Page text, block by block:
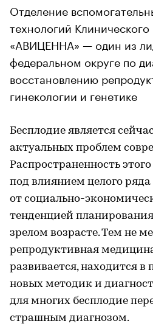
Отделение
технологий Клинического
«АВИЦЕННА» — один из
федеральном округе по
восстановлению
гинекологии и генетике
Бесплодие является
актуальных проблем
Распространенность
под влиянием целого
от социально-
тенденцией
зрелом возрасте. Тем не
репродуктивная
развивается, находится в
новых методик и
для многих бесплодие
страшным диагнозом.